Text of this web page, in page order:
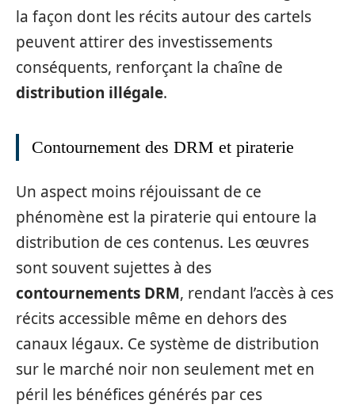
la façon dont les récits autour des cartels
peuvent attirer des investissements
conséquents, renforçant la chaîne de
distribution illégale.
Contournement des DRM et piraterie
Un aspect moins réjouissant de ce
phénomène est la piraterie qui entoure la
distribution de ces contenus. Les œuvres
sont souvent sujettes à des
contournements DRM, rendant l’accès à ces
récits accessible même en dehors des
canaux légaux. Ce système de distribution
sur le marché noir non seulement met en
péril les bénéfices générés par ces